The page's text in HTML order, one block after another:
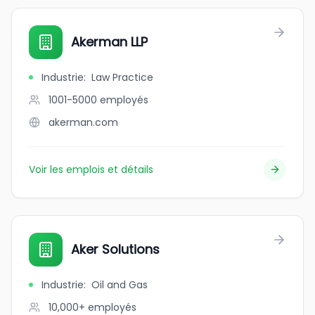
Akerman LLP
Industrie: Law Practice
1001-5000 employés
akerman.com
Voir les emplois et détails
Aker Solutions
Industrie: Oil and Gas
10,000+ employés